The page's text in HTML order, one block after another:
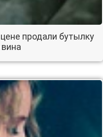
продали бутылку